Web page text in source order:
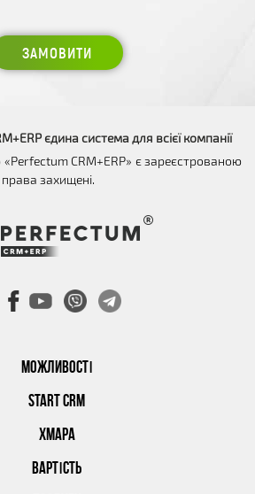
ЗАМОВИТИ
МОЖЛИВОСТІ
START CRM
ХМАРА
ВАРТІСТЬ
єдина система для всієї компанії
CRM+ERP» є зареєстрованою
захищені.